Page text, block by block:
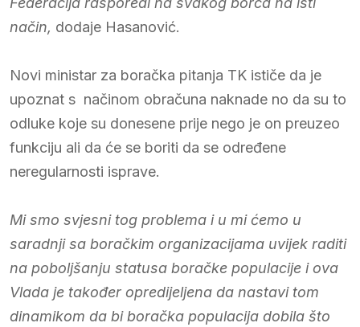
način, dodaje Hasanović.
Novi ministar za boračka pitanja TK ističe da je
upoznat s načinom obračuna naknade no da su to
odluke koje su donesene prije nego je on preuzeo
funkciju ali da će se boriti da se određene
neregularnosti isprave.
Mi smo svjesni tog problema i u mi ćemo u
saradnji sa boračkim organizacijama uvijek raditi
na poboljšanju statusa boračke populacije i ova
Vlada je također opredijeljena da nastavi tom
dinamikom da bi boračka populacija dobila što